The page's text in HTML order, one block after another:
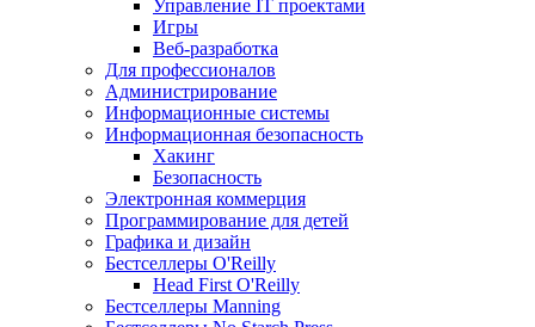
Управление IT проектами
Игры
Веб-разработка
Для профессионалов
Администрирование
Информационные системы
Информационная безопасность
Хакинг
Безопасность
Электронная коммерция
Программирование для детей
Графика и дизайн
Бестселлеры O'Reilly
Head First O'Reilly
Бестселлеры Manning